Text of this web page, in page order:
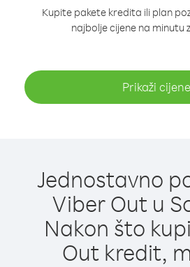
Kupite pakete kredita ili plan
najbolje cijene na minutu
Prikaži cijene
Jednostavno
Viber Out u
Nakon što
Out kredit,